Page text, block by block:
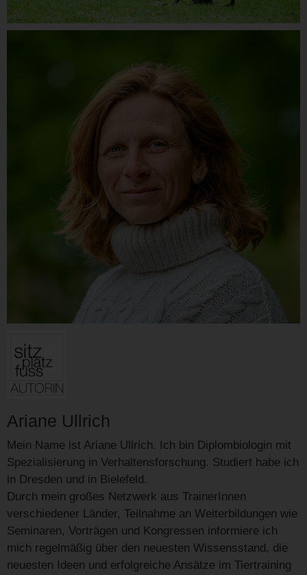
Ariane Ullrich
Mein Name ist Ariane Ullrich. Ich bin Diplombiologin mit
Spezialisierung in Verhaltensforschung. Studiert habe ich
in Dresden und in Bielefeld.
Durch mein großes Netzwerk aus TrainerInnen
verschiedener Länder, Teilnahme an Weiterbildungen wie
Seminaren, Vorträgen und Kongressen informiere ich
mich regelmäßig über den neuesten Wissensstand, die
neuesten Ideen und erfolgreiche Ansätze im Tiertraining